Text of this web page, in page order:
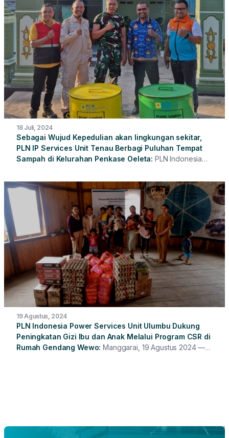
memerlukan penanganan cepat untuk menjaga keandalan
sistem kelistrikan yang memasok kebutuhan energi di
kawasan tersebut. Sebagai respons, PLN Indonesia
Power Services (PLN IP Services) bergerak sigap
memastikan operasional pembangkit tetap aman sekaligus
memberikan dukungan kemanusiaan kepada masyarakat
dan pegawai yang terdampak.
18 Juli, 2024
Sebagai Wujud Kepedulian akan lingkungan sekitar,
PLN IP Services Unit Tenau Berbagi Puluhan Tempat
Sampah di Kelurahan Penkase Oeleta PLN Indonesia
sampah untuk sejumlah rumah ibadah dan juga kantor
pemerintahan yang berada di Kelurahan Penkase Oeleta,
Kota Kupang, pada Rabu 17 Juli 2024.
19 Agustus, 2024
PLN Indonesia Power Services Unit Ulumbu Dukung
Peningkatan Gizi Ibu dan Anak Melalui Program CSR di
Rumah Gendang Wewo Manggarai, 19 Agustus 2024 —
pelayanan kesehatan bagi ibu dan anak.